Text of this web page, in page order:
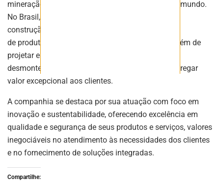
mineração das principais regiões mineradoras do mundo.
No Brasil, a Enaex atende clientes de mineração e
construção civil, oferecendo um amplo portfólio
de produtos e equipamentos de alta tecnologia, além de
projetar e implementar soluções de
desmonte personalizadas e colaborativas para agregar
valor excepcional aos clientes.
A companhia se destaca por sua atuação com foco em
inovação e sustentabilidade, oferecendo excelência em
qualidade e segurança de seus produtos e serviços, valores
inegociáveis no atendimento às necessidades dos clientes
e no fornecimento de soluções integradas.
Compartilhe: